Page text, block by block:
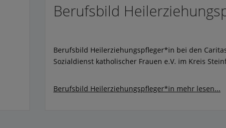
Berufsbild
Berufsbild Heilerziehungspfleger*in bei den
Sozialdienst katholischer Frauen e.V. im Kreis
Berufsbild Heilerziehungspfleger*in mehr lesen...